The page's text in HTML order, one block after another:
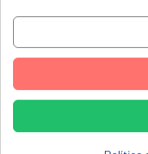
BALAY, 3SB391BR/01
BALAY, 3SB391BR/